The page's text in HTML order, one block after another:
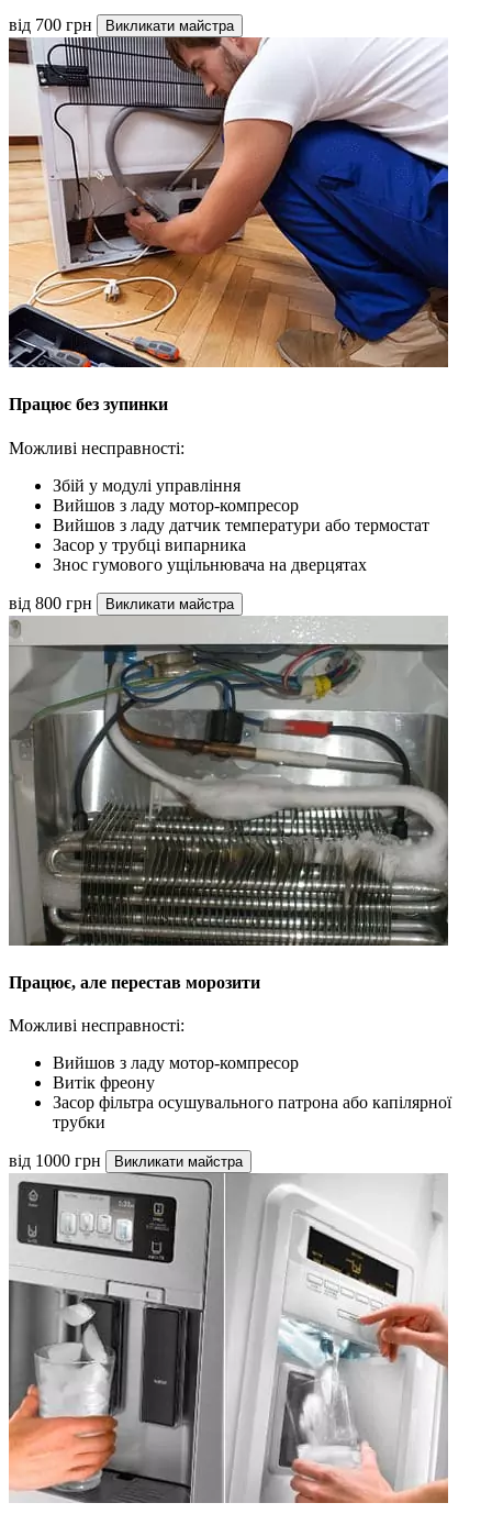
від 700 грн Викликати майстра
Працює без зупинки
Можливі несправності:
Збій у модулі управління
Вийшов з ладу мотор-компресор
Вийшов з ладу датчик температури або термостат
Засор у трубці випарника
Знос гумового ущільнювача на дверцятах
від 800 грн Викликати майстра
Працює, але перестав морозити
Можливі несправності:
Вийшов з ладу мотор-компресор
Витік фреону
Засор фільтра осушувального патрона або капілярної
трубки
від 1000 грн Викликати майстра